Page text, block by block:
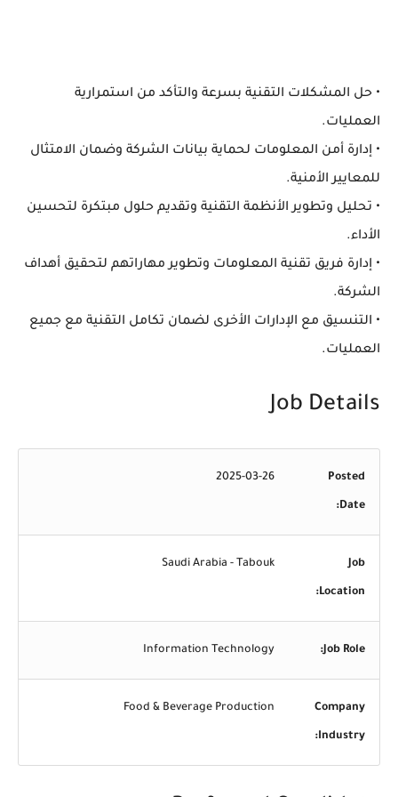
• حل المشكلات التقنية بسرعة والتأكد من استمرارية
العمليات.
• إدارة أمن المعلومات لحماية بيانات الشركة وضمان الامتثال
للمعايير الأمنية.
• تحليل وتطوير الأنظمة التقنية وتقديم حلول مبتكرة لتحسين
الأداء.
• إدارة فريق تقنية المعلومات وتطوير مهاراتهم لتحقيق أهداف
الشركة.
• التنسيق مع الإدارات الأخرى لضمان تكامل التقنية مع جميع
العمليات.
Job Details
Posted
Date:
2025-03-26
Job
Location:
Saudi Arabia - Tabouk
Job Role:
Information Technology
Company
Industry:
Food & Beverage Production